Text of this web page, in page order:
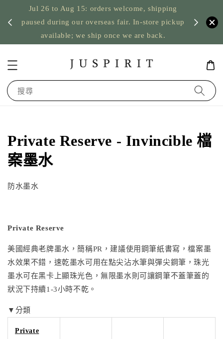
Jul 26 to Aug 15: orders welcome, shipping
paused during our overseas fair. In-store pickup
available; we ship once we are back.
US
搜尋
Private Reserve - Invincible 檔
案墨水
防水墨水
Private Reserve
美國經典老牌墨水，簡稱PR，建議使用鋼筆紙書寫，檔案墨
水效果不錯，速乾墨水可用在點尖沾水筆與彈尖鋼筆，珠光
墨水可在黑卡上顯珠光色，無限墨水則可讓鋼筆不蓋筆蓋的
狀況下持續1-3小時不乾。
Private
▼分類